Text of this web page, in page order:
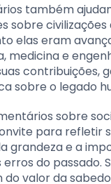
também
sobre civilizações
elas eram
medicina e
contribuições,
sobre o legado
sobre
para refletir
grandeza e a
do passado.
do valor da